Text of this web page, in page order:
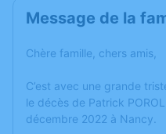
Message de la
Chère famille, chers amis,
C’est avec une grande
le décès de Patrick
décembre 2022 à Nancy.